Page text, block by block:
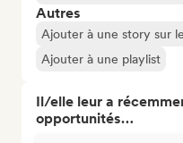
Autres
Ajouter à une story sur
Ajouter à une playlist
Il/elle leur a
opportunités…